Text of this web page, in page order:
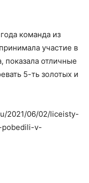
команда из
участие в
отличные
5-ть золотых и
2021/06/02/liceisty-
v-